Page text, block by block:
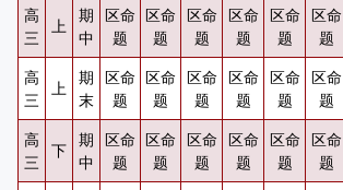
高
三
上
期
中
区命
题
区命
题
区命
题
区命
题
区命
题
区命
题
高
三
上
期
末
区命
题
区命
题
区命
题
区命
题
区命
题
区命
题
高
三
下
期
中
区命
题
区命
题
区命
题
区命
题
区命
题
区命
题